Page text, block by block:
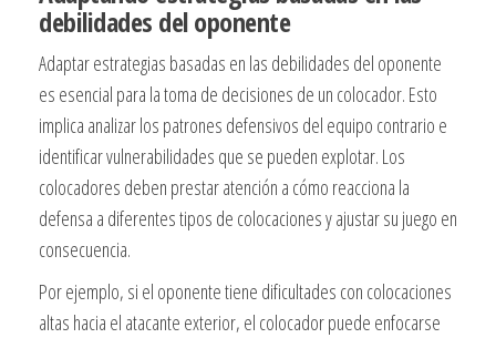
debilidades del oponente
Adaptar estrategias basadas en las debilidades del oponente
es esencial para la toma de decisiones de un colocador. Esto
implica analizar los patrones defensivos del equipo contrario e
identificar vulnerabilidades que se pueden explotar. Los
colocadores deben prestar atención a cómo reacciona la
defensa a diferentes tipos de colocaciones y ajustar su juego en
consecuencia.
Por ejemplo, si el oponente tiene dificultades con colocaciones
altas hacia el atacante exterior, el colocador puede enfocarse